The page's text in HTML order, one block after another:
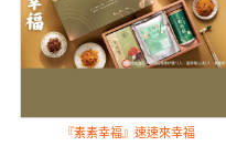
『素素幸福』速速來幸福